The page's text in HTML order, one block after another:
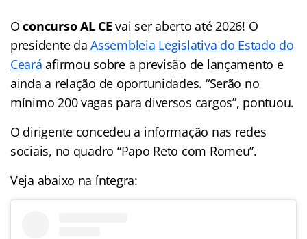
Oconcurso AL CEvai ser aberto até 2026! O
presidente daAssembleia Legislativa do Estado do
Ceará afirmou sobre a previsão de lançamento e
ainda a relação de oportunidades. “Serão no
mínimo 200 vagas para diversos cargos”, pontuou.
O dirigente concedeu a informação nas redes
sociais, no quadro “Papo Reto com Romeu”.
Veja abaixo na íntegra: